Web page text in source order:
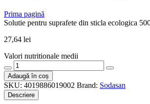
Prima pagină
Solutie pentru suprafete din sticla ecologica
27,64 lei
Valori nutritionale medii
Cantitate
Solutie
pentru
suprafete
din
Adaugă în coș
SKU: 4019886019002 Brand: Sodasan
Descriere